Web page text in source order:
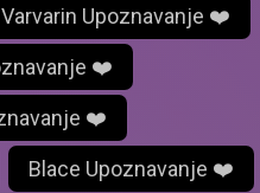
Varvarin Upoznavanje ❤️
❤️
❤️
Blace Upoznavanje ❤️